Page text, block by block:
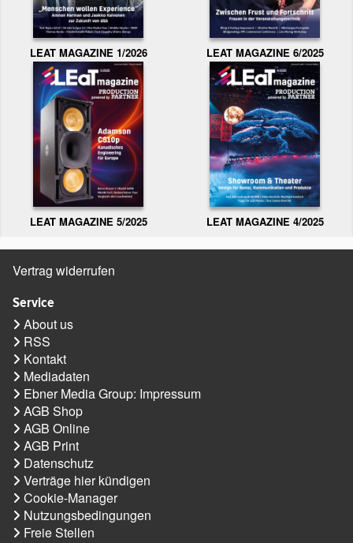
LEAT MAGAZINE 1/2026 LEAT MAGAZINE 6/2025
LEAT MAGAZINE 5/2025 LEAT MAGAZINE 4/2025
Vertrag widerrufen
Service
About us
RSS
Kontakt
Mediadaten
Ebner Media Group: Impressum
AGB Shop
AGB Online
AGB Print
Datenschutz
Verträge hier kündigen
Cookie-Manager
Nutzungsbedingungen
Freie Stellen